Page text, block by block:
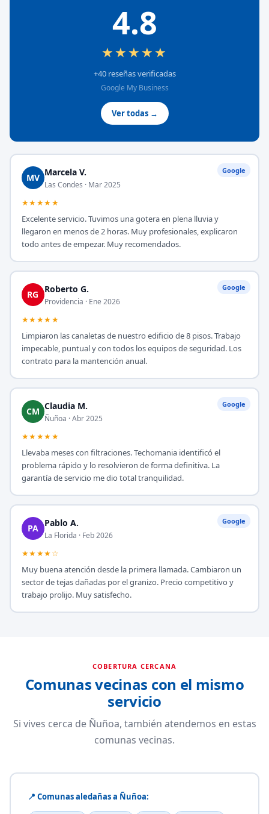
4.8
★★★★★
+40 reseñas verificadas
Google My Business
Ver todas →
Google
MV Marcela V.
Las Condes · Mar 2025
★★★★★
Excelente servicio. Tuvimos una gotera en plena lluvia y
llegaron en menos de 2 horas. Muy profesionales, explicaron
todo antes de empezar. Muy recomendados.
Google
RG Roberto G.
Providencia · Ene 2026
★★★★★
Limpiaron las canaletas de nuestro edificio de 8 pisos. Trabajo
impecable, puntual y con todos los equipos de seguridad. Los
contrato para la mantención anual.
Google
CM Claudia M.
Ñuñoa · Abr 2025
★★★★★
Llevaba meses con filtraciones. Techomania identificó el
problema rápido y lo resolvieron de forma definitiva. La
garantía de servicio me dio total tranquilidad.
Google
PA Pablo A.
La Florida · Feb 2026
★★★★☆
Muy buena atención desde la primera llamada. Cambiaron un
sector de tejas dañadas por el granizo. Precio competitivo y
trabajo prolijo. Muy satisfecho.
COBERTURA CERCANA
Comunas vecinas con el mismo
servicio
Si vives cerca de Ñuñoa, también atendemos en estas
comunas vecinas.
📍 Comunas aledañas a Ñuñoa: